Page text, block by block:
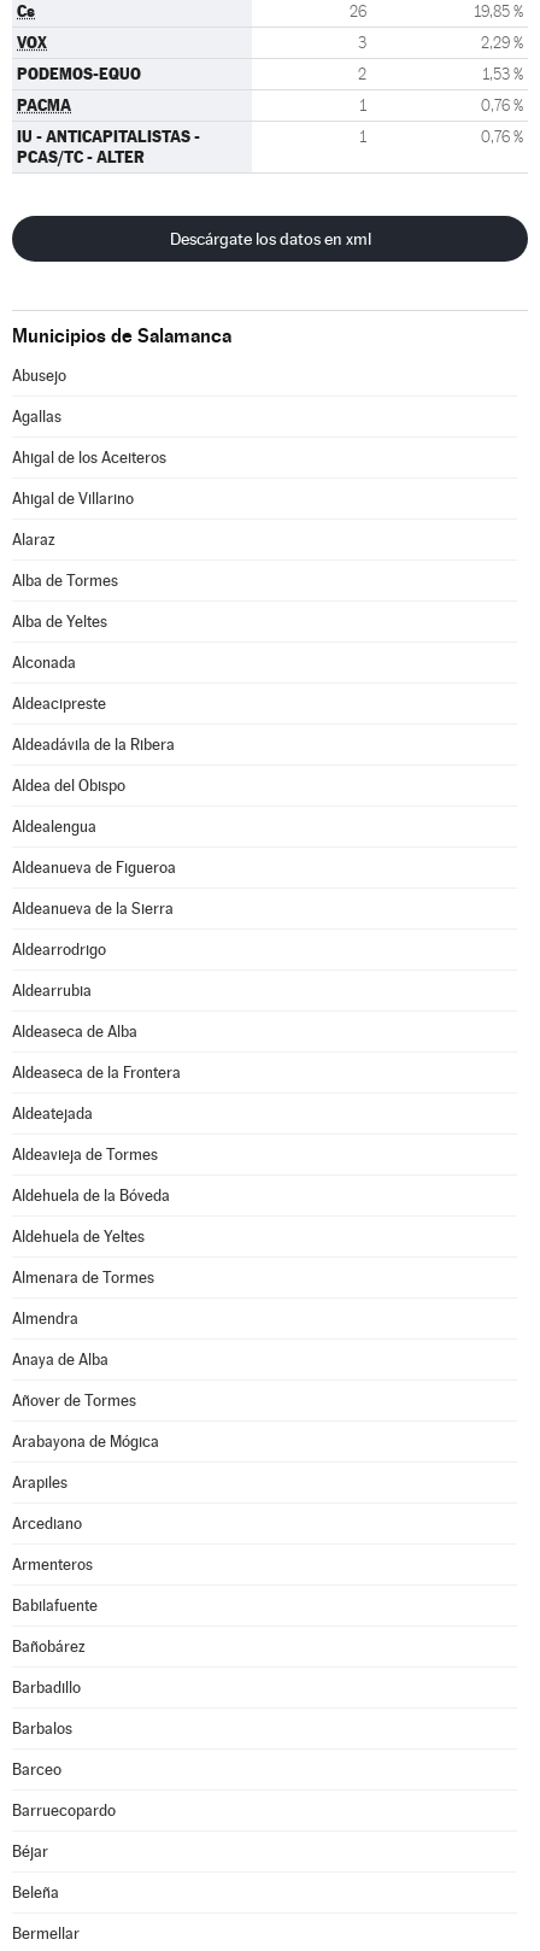
Cs 26 19,85 %
VOX 3 2,29 %
PODEMOS-EQUO 2 1,53 %
PACMA 1 0,76 %
IU - ANTICAPITALISTAS -
PCAS/TC - ALTER
1 0,76 %
Descárgate los datos en xml
Municipios de Salamanca
Abusejo
Agallas
Ahigal de los Aceiteros
Ahigal de Villarino
Alaraz
Alba de Tormes
Alba de Yeltes
Alconada
Aldeacipreste
Aldeadávila de la Ribera
Aldea del Obispo
Aldealengua
Aldeanueva de Figueroa
Aldeanueva de la Sierra
Aldearrodrigo
Aldearrubia
Aldeaseca de Alba
Aldeaseca de la Frontera
Aldeatejada
Aldeavieja de Tormes
Aldehuela de la Bóveda
Aldehuela de Yeltes
Almenara de Tormes
Almendra
Anaya de Alba
Añover de Tormes
Arabayona de Mógica
Arapiles
Arcediano
Armenteros
Babilafuente
Bañobárez
Barbadillo
Barbalos
Barceo
Barruecopardo
Béjar
Beleña
Bermellar